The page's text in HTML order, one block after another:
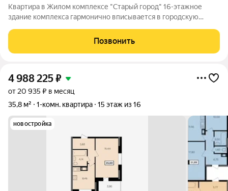
Квартира в Жилом комплексе "Старый город" 16-этажное
здание комплекса гармонично вписывается в городскую
различных планировок ждут своих счастливых обладателей.
Современные технологии и
Позвонить
4 988 225₽
от 20 935 ₽ в месяц
35,8 м²
1-комн. квартира 15 этаж из 16
новостройка